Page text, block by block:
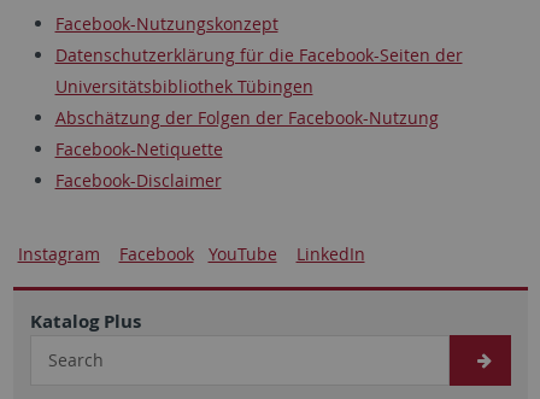
Facebook-Nutzungskonzept
Datenschutzerklärung für die Facebook-Seiten der
Universitätsbibliothek Tübingen
Abschätzung der Folgen der Facebook-Nutzung
Facebook-Netiquette
Facebook-Disclaimer
Instagram Facebook YouTube LinkedIn
Katalog Plus